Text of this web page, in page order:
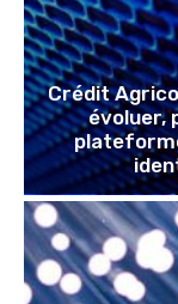
Crédit
évoluer,